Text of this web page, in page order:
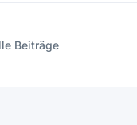
Beiträge